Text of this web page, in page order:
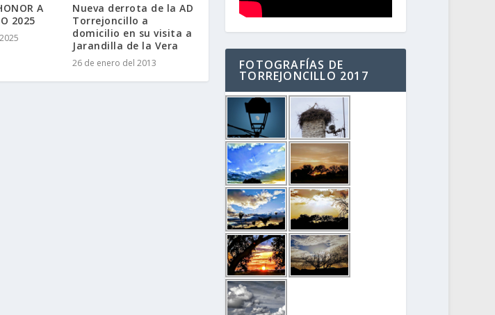
A
2025
Nueva derrota de la AD
Torrejoncillo a
domicilio en su visita a
Jarandilla de la Vera
26 de enero del 2013 FOTOGRAFÍAS DE
TORREJONCILLO 2017